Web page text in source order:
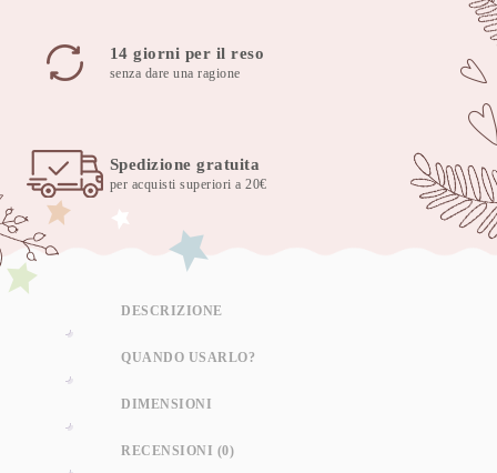
14 giorni per il reso
senza dare una ragione
Spedizione gratuita
per acquisti superiori a 20€
DESCRIZIONE
QUANDO USARLO?
DIMENSIONI
RECENSIONI (0)